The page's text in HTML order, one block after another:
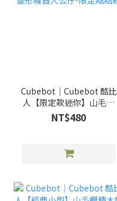
Cubebot｜Cubebot 酷比
⼈【限定款迷你】⼭⽑櫸
積⽊變形機器⼈公仔-限定
點點款
NT$480